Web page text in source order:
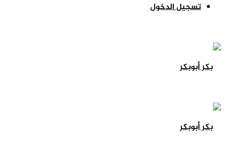
تسجيل الدخول